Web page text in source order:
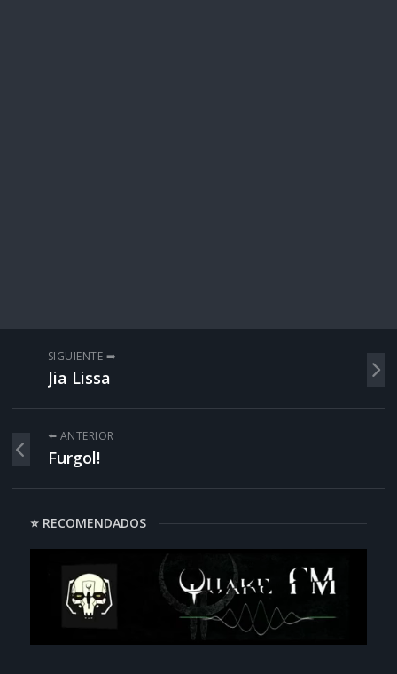
SIGUIENTE ➡️
Jia Lissa
⬅️ ANTERIOR
Furgol!
⭐ RECOMENDADOS